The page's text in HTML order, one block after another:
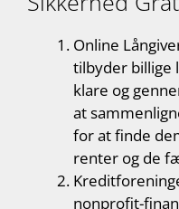
Online
tilbyder billige
klare og
at
for at finde
renter og de
nonprofit-